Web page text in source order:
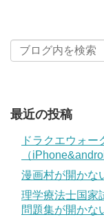
最近の投稿
ドラクエウォ
（
漫画村が開かな
理学療法士国家
問題集が開かな